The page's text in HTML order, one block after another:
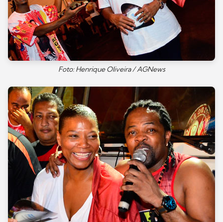
Foto: Henrique Oliveira / AGNews